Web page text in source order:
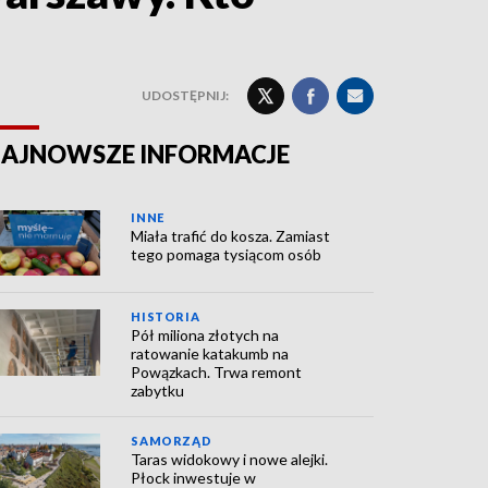
UDOSTĘPNIJ:
INFORMACJE
INNE
Miała trafić do kosza. Zamiast
tego pomaga tysiącom osób
HISTORIA
Pół miliona złotych na
ratowanie katakumb na
Powązkach. Trwa remont
zabytku
SAMORZĄD
Taras widokowy i nowe alejki.
Płock inwestuje w